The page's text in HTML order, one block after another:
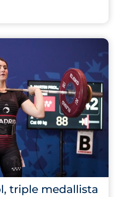
triple medallista